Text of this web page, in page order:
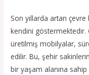
Son yıllarda artan
kendini
üretilmiş mobilyalar,
edilir. Bu, şehir
bir yaşam alanına sahip